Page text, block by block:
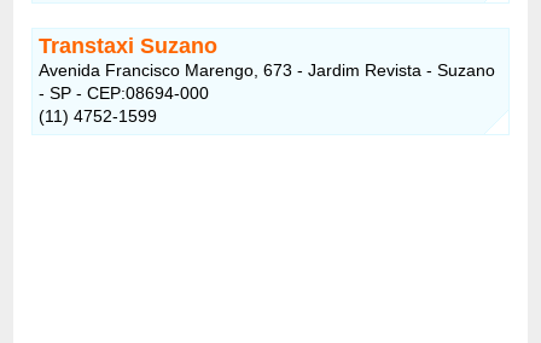
Transtaxi Suzano
Avenida Francisco Marengo, 673 - Jardim Revista - Suzano
- SP - CEP:08694-000
(11) 4752-1599